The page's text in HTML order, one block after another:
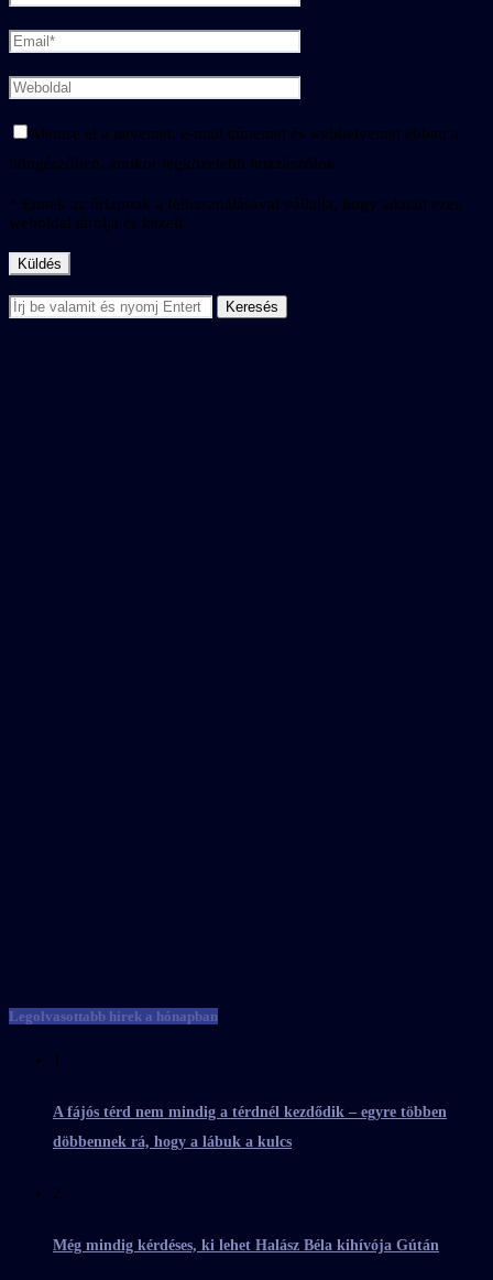
Mentse el a nevemet, e-mail címemet és webhelyemet ebben a
böngészőben, amikor legközelebb hozzászólok.
* Ennek az űrlapnak a felhasználásával vállalja, hogy adatait ezen
weboldal tárolja és kezeli.
Legolvasottabb hírek a hónapban
1
A fájós térd nem mindig a térdnél kezdődik – egyre többen
döbbennek rá, hogy a lábuk a kulcs
2
Még mindig kérdéses, ki lehet Halász Béla kihívója Gútán